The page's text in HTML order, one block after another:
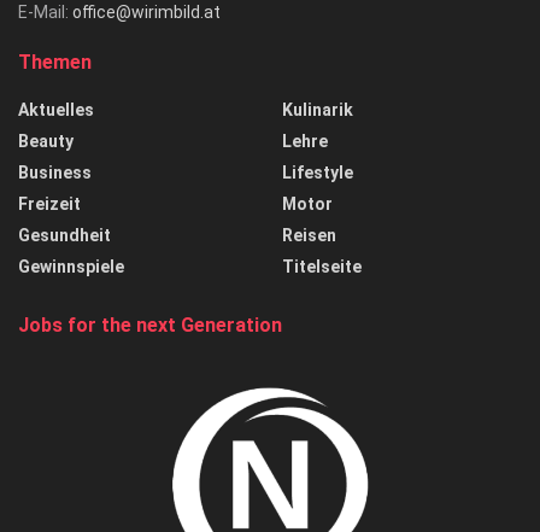
E-Mail: office@wirimbild.at
Themen
Aktuelles
Beauty
Business
Freizeit
Gesundheit
Gewinnspiele
Kulinarik
Lehre
Lifestyle
Motor
Reisen
Titelseite
Jobs for the next Generation